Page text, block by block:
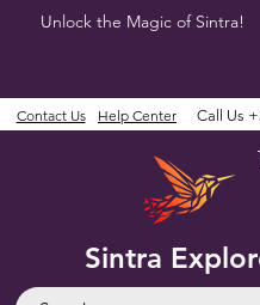
Unlock the Magic of Sintra!
Sintra
Contact Us Help Center Call Us